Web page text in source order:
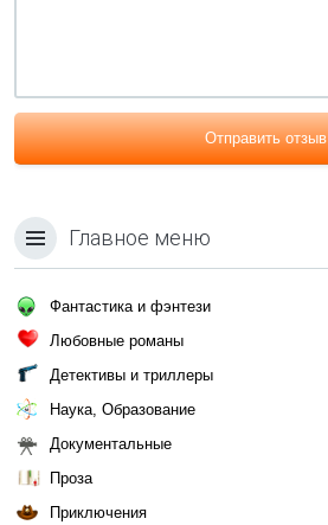
Отправить отзыв
Главное меню
Фантастика и фэнтези
Любовные романы
Детективы и триллеры
Наука, Образование
Документальные
Проза
Приключения